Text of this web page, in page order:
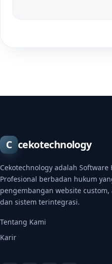
C cekotechnology
Cekotechnology adalah Software
Profesional berbadan hukum
pengembangan website custom,
dan sistem terintegrasi.
Tentang Kami
Karir